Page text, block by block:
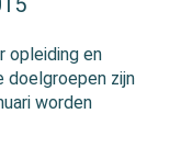
opleiding en
doelgroepen zijn
worden